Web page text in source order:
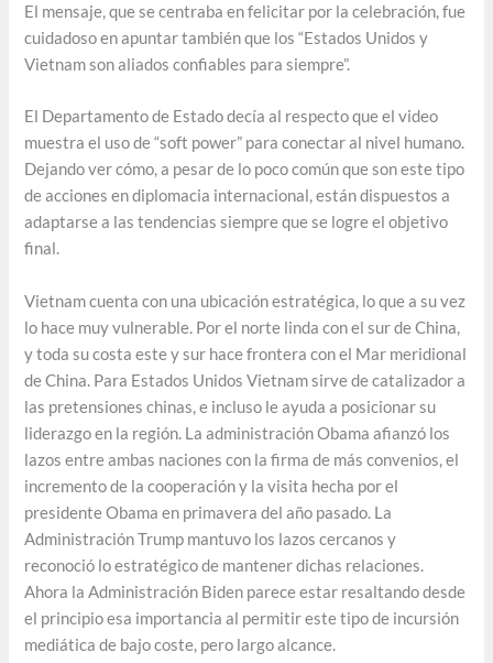
El mensaje, que se centraba en felicitar por la celebración, fue
cuidadoso en apuntar también que los “Estados Unidos y
Vietnam son aliados confiables para siempre”.
El Departamento de Estado decía al respecto que el video
muestra el uso de “soft power” para conectar al nivel humano.
Dejando ver cómo, a pesar de lo poco común que son este tipo
de acciones en diplomacia internacional, están dispuestos a
adaptarse a las tendencias siempre que se logre el objetivo
final.
Vietnam cuenta con una ubicación estratégica, lo que a su vez
lo hace muy vulnerable. Por el norte linda con el sur de China,
y toda su costa este y sur hace frontera con el Mar meridional
de China. Para Estados Unidos Vietnam sirve de catalizador a
las pretensiones chinas, e incluso le ayuda a posicionar su
liderazgo en la región. La administración Obama afianzó los
lazos entre ambas naciones con la firma de más convenios, el
incremento de la cooperación y la visita hecha por el
presidente Obama en primavera del año pasado. La
Administración Trump mantuvo los lazos cercanos y
reconoció lo estratégico de mantener dichas relaciones.
Ahora la Administración Biden parece estar resaltando desde
el principio esa importancia al permitir este tipo de incursión
mediática de bajo coste, pero largo alcance.